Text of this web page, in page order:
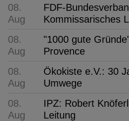
08.
Aug
FDF-
Kommissarisches
08.
Aug
"1000 gute
Provence
08.
Aug
Ökokiste e.V.: 30
Umwege
08.
Aug
IPZ: Robert
Leitung